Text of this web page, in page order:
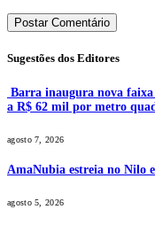
Sugestões dos Editores
Barra inaugura nova
a R$ 62 mil por metro
agosto 7, 2026
AmaNubia estreia no Nilo
agosto 5, 2026